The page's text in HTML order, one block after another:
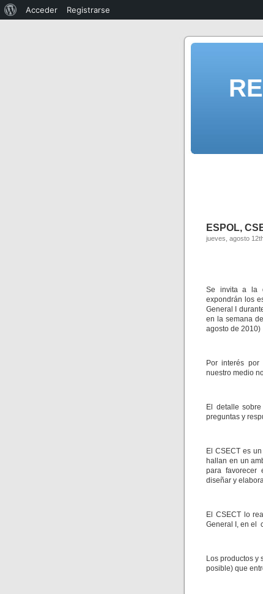
ESPOL,
jueves, agosto
Se invita a la
expondrán los
General I
en la semana
agosto de 2010)
Por interés por
nuestro medio
El detalle
preguntas y
El CSECT es
hallan en un
para favorecer
diseñar y
El CSECT lo
General I, en el
Los productos y
posible) que
Acceder Registrarse